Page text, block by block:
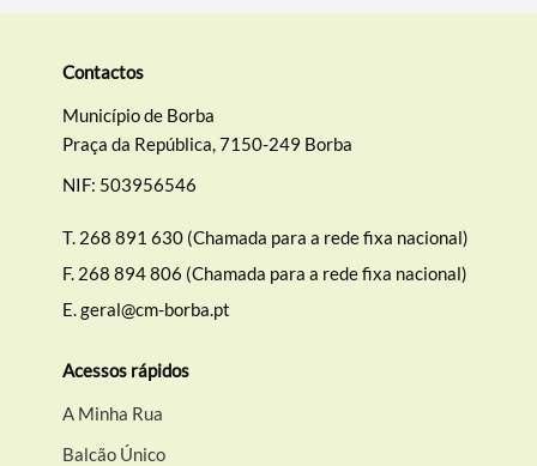
Contactos
Município de Borba
Praça da República, 7150-249 Borba
NIF: 503956546
T. 268 891 630 (Chamada para a rede fixa nacional)
F. 268 894 806 (Chamada para a rede fixa nacional)
E.geral@cm-borba.pt
Acessos rápidos
A Minha Rua
Balcão Único